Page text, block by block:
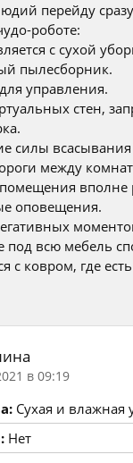
перейду
роботе:
с сухой
пылесборник.
управления.
стен,
силы
между
помещения
оповещения.
под всю мебель
с ковром, где
в 09:19
Сухая и влажная
Нет